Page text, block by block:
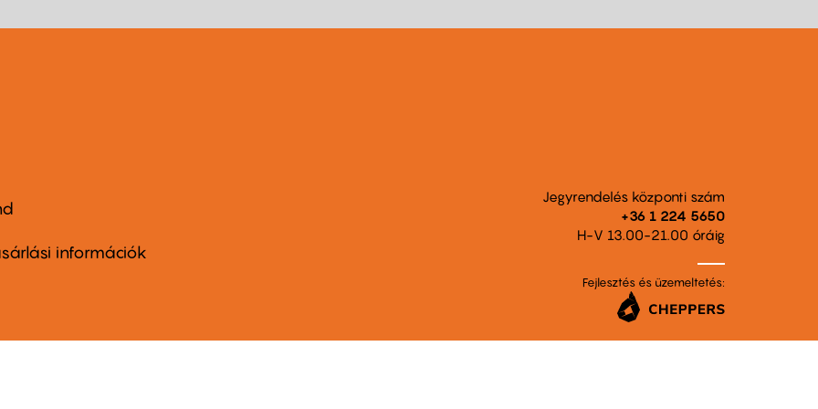
információk
Jegyrendelés központi szám
+36 1 224 5650
H-V 13.00-21.00 óráig
Fejlesztés és üzemeltetés: